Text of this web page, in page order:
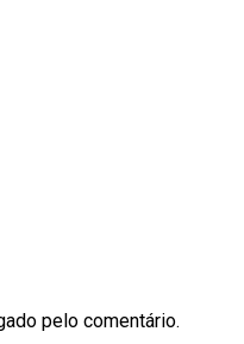
pelo comentário.